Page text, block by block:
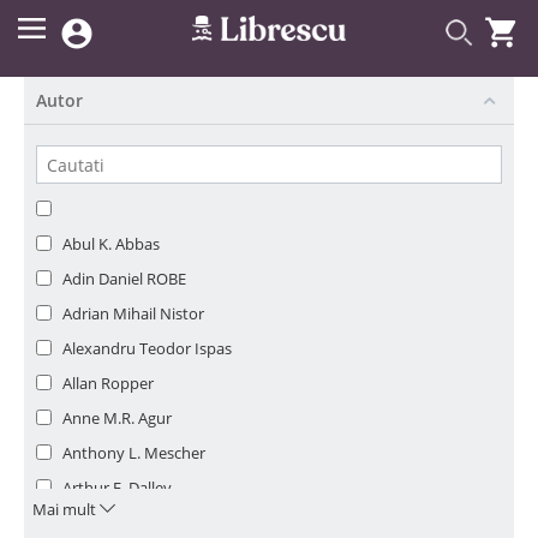
 
Autor
Abul K. Abbas
Adin Daniel ROBE
Adrian Mihail Nistor
Alexandru Teodor Ispas
Allan Ropper
Anne M.R. Agur
Anthony L. Mescher
Arthur F. Dalley
Arturo P. Saavedra
Mai mult